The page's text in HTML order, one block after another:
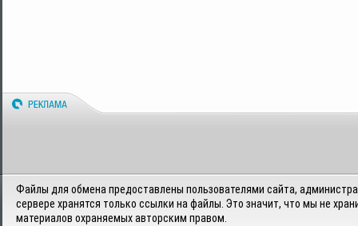
Файлы для обмена предоставлены пользователями сайта,
сервере хранятся только ссылки на файлы. Это значит, что мы не
материалов охраняемых авторским правом.